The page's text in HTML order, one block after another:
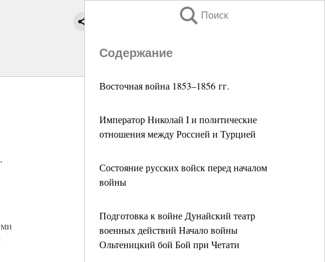
Поиск
Содержание
Восточная война 1853–1856 гг.
Император Николай I и политические
отношения между Россией и Турцией
Состояние русских войск перед началом
войны
Подготовка к войне Дунайский театр
военных действий Начало войны
Ольтеницкий бой Бой при Четати